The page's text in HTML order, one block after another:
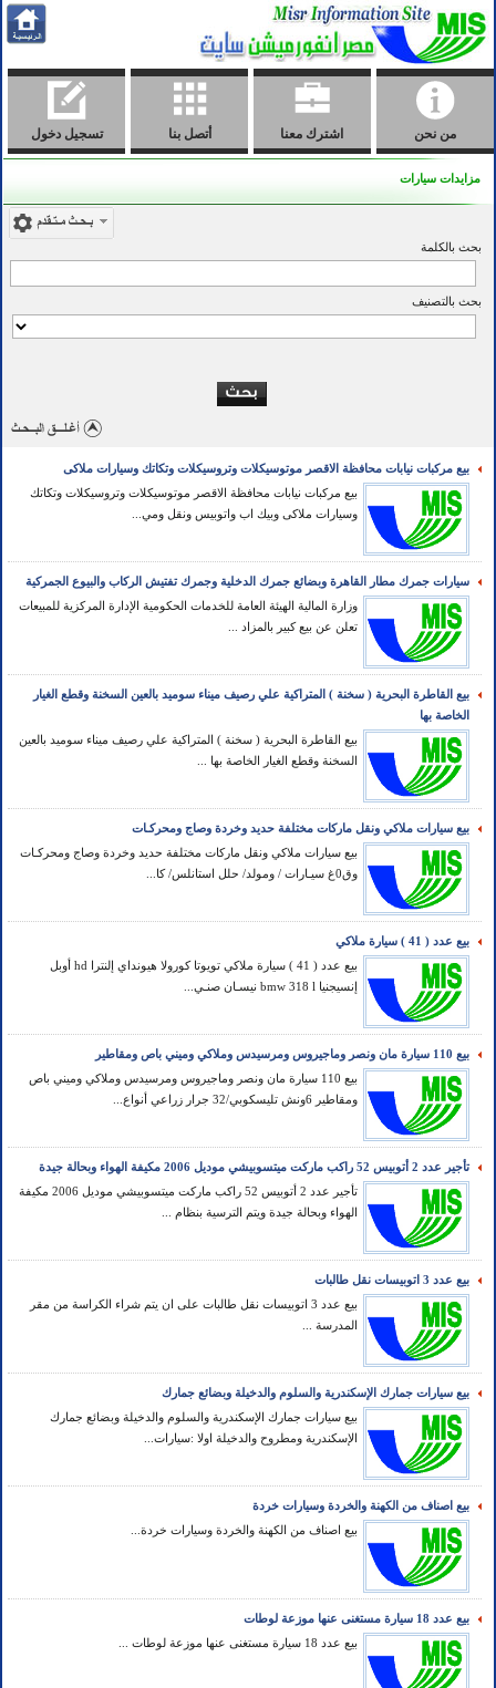
من نحن اشترك معنا أتصل بنا تسجيل دخول
مزايدات سيارات
بحث بالكلمة
بحث بالتصنيف
بيع مركبات نيابات محافظة الاقصر موتوسيكلات وتروسيكلات وتكاتك وسيارات ملاكى
بيع مركبات نيابات محافظة الاقصر موتوسيكلات وتروسيكلات وتكاتك
وسيارات ملاكى وبيك اب واتوبيس ونقل ومي...
سيارات جمرك مطار القاهرة وبضائع جمرك الدخلية وجمرك تفتيش الركاب والبيوع الجمركية
وزارة المالية الهيئة العامة للخدمات الحكومية الإدارة المركزية للمبيعات
تعلن عن بيع كبير بالمزاد ...
بيع القاطرة البحرية ( سخنة ) المتراكية علي رصيف ميناء سوميد بالعين السخنة وقطع الغيار
الخاصة بها
بيع القاطرة البحرية ( سخنة ) المتراكية علي رصيف ميناء سوميد بالعين
السخنة وقطع الغيار الخاصة بها ...
بيع سيارات ملاكي ونقل ماركات مختلفة حديد وخردة وصاج ومحركـات
بيع سيارات ملاكي ونقل ماركات مختلفة حديد وخردة وصاج ومحركـات
وق0غ سيـارات / ومولد/ حلل استانلس/ كا...
بيع عدد ( 41 ) سيارة ملاكي
بيع عدد ( 41 ) سيارة ملاكي تويوتا كورولا هيونداي إلنترا hd أوبل
إنسيجنيا bmw 318 l نيسـان صنـي...
بيع 110 سيارة مان ونصر وماجيروس ومرسيدس وملاكي وميني باص ومقاطير
بيع 110 سيارة مان ونصر وماجيروس ومرسيدس وملاكي وميني باص
ومقاطير 6ونش تليسكوبي/32 جرار زراعي أنواع...
تأجير عدد 2 أتوبيس 52 راكب ماركت ميتسوبيشي موديل 2006 مكيفة الهواء وبحالة جيدة
تأجير عدد 2 أتوبيس 52 راكب ماركت ميتسوبيشي موديل 2006 مكيفة
الهواء وبحالة جيدة ويتم الترسية بنظام ...
بيع عدد 3 اتوبيسات نقل طالبات
بيع عدد 3 اتوبيسات نقل طالبات على ان يتم شراء الكراسة من مقر
المدرسة ...
بيع سيارات جمارك الإسكندرية والسلوم والدخيلة وبضائع جمارك
بيع سيارات جمارك الإسكندرية والسلوم والدخيلة وبضائع جمارك
الإسكندرية ومطروح والدخيلة اولا :سيارات...
بيع اصناف من الكهنة والخردة وسيارات خردة
بيع اصناف من الكهنة والخردة وسيارات خردة...
بيع عدد 18 سيارة مستغنى عنها موزعة لوطات
بيع عدد 18 سيارة مستغنى عنها موزعة لوطات ...